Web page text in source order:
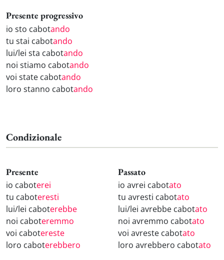
Presente progressivo
io sto cabotando
tu stai cabotando
lui/lei sta cabotando
noi stiamo cabotando
voi state cabotando
loro stanno cabotando
Condizionale
Presente
io caboterei
tu caboteresti
lui/lei caboterebbe
noi caboteremmo
voi cabotereste
loro caboterebbero
Passato
io avrei cabotato
tu avresti cabotato
lui/lei avrebbe cabotato
noi avremmo cabotato
voi avreste cabotato
loro avrebbero cabotato